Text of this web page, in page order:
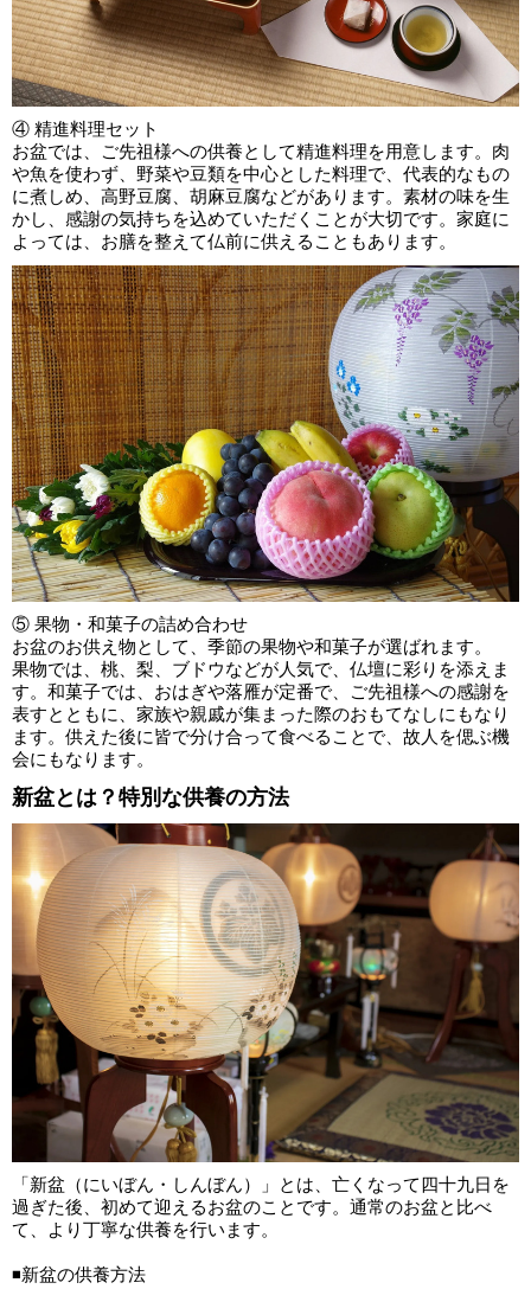
④ 精進料理セット
お盆では、ご先祖様への供養として精進料理を用意します。肉
や魚を使わず、野菜や豆類を中心とした料理で、代表的なもの
に煮しめ、高野豆腐、胡麻豆腐などがあります。素材の味を生
かし、感謝の気持ちを込めていただくことが大切です。家庭に
よっては、お膳を整えて仏前に供えることもあります。
⑤ 果物・和菓子の詰め合わせ
お盆のお供え物として、季節の果物や和菓子が選ばれます。
果物では、桃、梨、ブドウなどが人気で、仏壇に彩りを添えま
す。和菓子では、おはぎや落雁が定番で、ご先祖様への感謝を
表すとともに、家族や親戚が集まった際のおもてなしにもなり
ます。供えた後に皆で分け合って食べることで、故人を偲ぶ機
会にもなります。
新盆とは？特別な供養の方法
「新盆（にいぼん・しんぼん）」とは、亡くなって四十九日を
過ぎた後、初めて迎えるお盆のことです。通常のお盆と比べ
て、より丁寧な供養を行います。
◾️新盆の供養方法